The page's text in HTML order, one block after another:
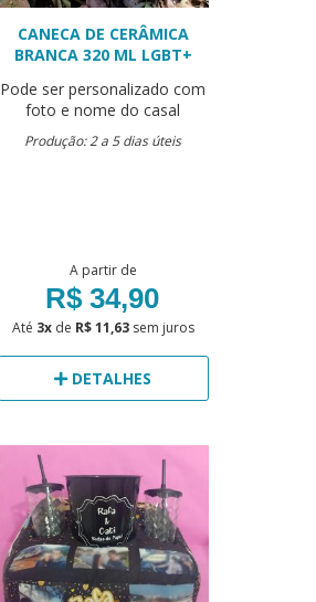
CANECA DE CERÂMICA
BRANCA 320 ML LGBT+
Pode ser personalizado com
foto e nome do casal
Produção: 2 a 5 dias úteis
A partir de
R$ 34,90
Até 3xde R$ 11,63sem juros
DETALHES